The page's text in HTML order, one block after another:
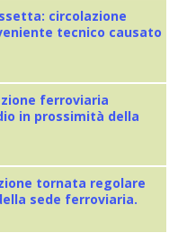
circolazione
tecnico causato
ferroviaria
in prossimità della
tornata regolare
sede ferroviaria.